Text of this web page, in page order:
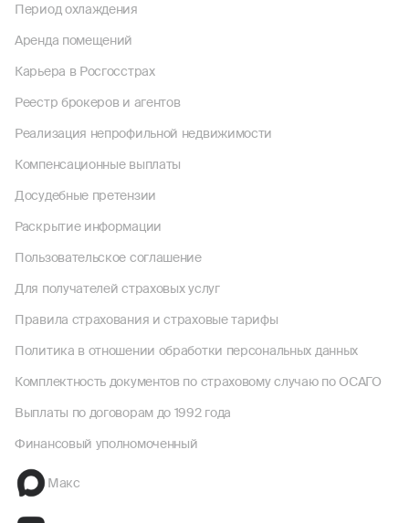
Период охлаждения
Аренда помещений
Карьера в Росгосстрах
Реестр брокеров и агентов
Реализация непрофильной недвижимости
Компенсационные выплаты
Досудебные претензии
Раскрытие информации
Пользовательское соглашение
Для получателей страховых услуг
Правила страхования и страховые тарифы
Политика в отношении обработки персональных данных
Комплектность документов по страховому случаю по ОСАГО
Выплаты по договорам до 1992 года
Финансовый уполномоченный
Макс